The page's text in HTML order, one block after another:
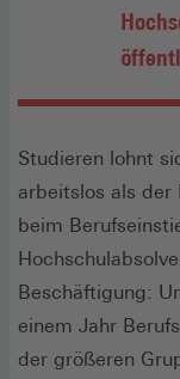
Studieren lohnt
arbeitslos als der
beim
Beschäftigung:
einem Jahr
der größeren